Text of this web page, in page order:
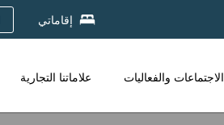
إقاماتي
الاجتماعات والفعاليات علاماتنا التجارية